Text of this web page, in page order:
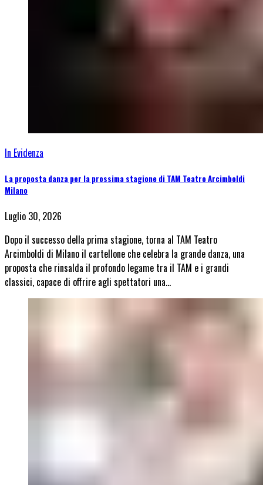
In Evidenza
La proposta danza per la prossima stagione di TAM Teatro Arcimboldi
Milano
Luglio 30, 2026
Dopo il successo della prima stagione, torna al TAM Teatro
Arcimboldi di Milano il cartellone che celebra la grande danza, una
proposta che rinsalda il profondo legame tra il TAM e i grandi
classici, capace di offrire agli spettatori una…